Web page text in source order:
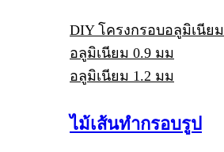
DIY โครงกรอบอลูมิเนียม
อลูมิเนียม 0.9 มม
อลูมิเนียม 1.2 มม
ไม้เส้นทำกรอบรูป